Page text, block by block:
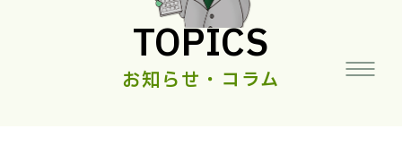
TOPICS
お知らせ・コラム